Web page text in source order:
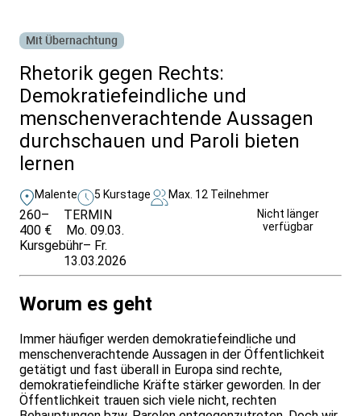
Mit Übernachtung
Rhetorik gegen Rechts:
Demokratiefeindliche und
menschenverachtende Aussagen
durchschauen und Paroli bieten
lernen
Malente 5 Kurstage Max. 12 Teilnehmer
260–
400 €
Kursgebühr
TERMIN
Mo. 09.03.
– Fr.
13.03.2026
Nicht länger
verfügbar
Worum es geht
Immer häufiger werden demokratiefeindliche und
menschenverachtende Aussagen in der Öffentlichkeit
getätigt und fast überall in Europa sind rechte,
demokratiefeindliche Kräfte stärker geworden. In der
Öffentlichkeit trauen sich viele nicht, rechten